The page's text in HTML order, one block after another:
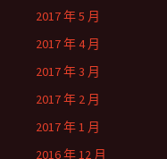
2017 年 5 月
2017 年 4 月
2017 年 3 月
2017 年 2 月
2017 年 1 月
2016 年 12 月